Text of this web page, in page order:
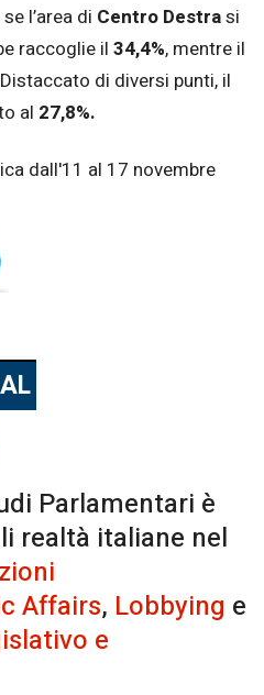
l’area di Centro Destrasi
raccoglie il 34,4%, mentre il
di diversi punti, il
al 27,8%.
dall'11 al 17 novembre
Parlamentari è
realtà italiane nel
Affairs, Lobbying e
e